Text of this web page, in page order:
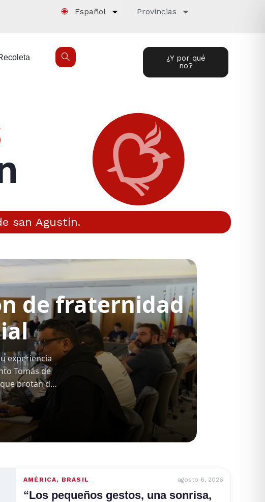
🌐 Español Provincias
¿Y por qué
no?
san Agustín.
AMÉRICA, BRASIL agosto 6, 2026
“Los pequeños gestos, una sonrisa,